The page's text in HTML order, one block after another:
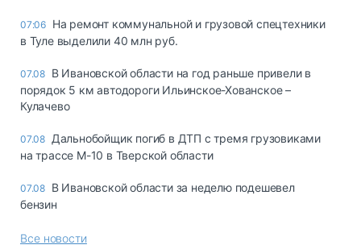
07:06 На ремонт коммунальной и грузовой спецтехники
в Туле выделили 40 млн руб.
07.08 В Ивановской области на год раньше привели в
порядок 5 км автодороги Ильинское-Хованское –
Кулачево
07.08 Дальнобойщик погиб в ДТП с тремя грузовиками
на трассе М-10 в Тверской области
07.08 В Ивановской области за неделю подешевел
бензин
Все новости